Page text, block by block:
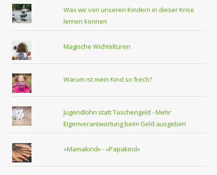
Was wir von unseren Kindern in dieser Krise
lernen können
Magische Wichteltüren
Warum ist mein Kind so frech?
Jugendlohn statt Taschengeld - Mehr
Eigenverantwortung beim Geld ausgeben
«Mamakind» - «Papakind»